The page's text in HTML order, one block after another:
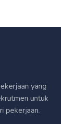
yang
untuk
pekerjaan.